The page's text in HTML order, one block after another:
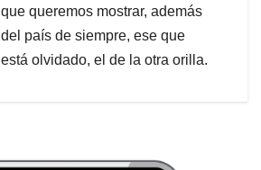
que queremos mostrar, además
del país de siempre, ese que
está olvidado, el de la otra orilla.